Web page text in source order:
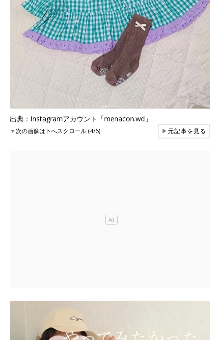
出典：Instagramアカウント「menacon.wd」
▼次の画像は下へスクロール (4/6) ▶元記事を見る